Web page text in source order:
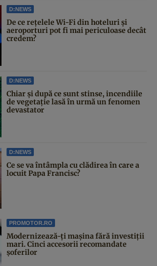
D:NEWS
De ce rețelele Wi-Fi din hoteluri și
aeroporturi pot fi mai periculoase decât
credem?
D:NEWS
Chiar și după ce sunt stinse, incendiile
de vegetație lasă în urmă un fenomen
devastator
D:NEWS
Ce se va întâmpla cu clădirea în care a
locuit Papa Francisc?
PROMOTOR.RO
Modernizează-ți mașina fără investiții
mari. Cinci accesorii recomandate
șoferilor